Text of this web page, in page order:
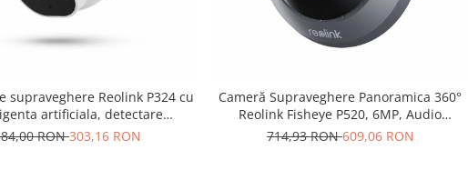
supraveghere Reolink P324 cu
artificiala, detectare
Vehicul, rezolutie 5MP,
RON303,16 RON
Cameră Supraveghere Panoramica 360°
Reolink Fisheye P520, 6MP, Audio
Bidirectional, Viziune Nocturna, PoE,
714,93 RON609,06 RON